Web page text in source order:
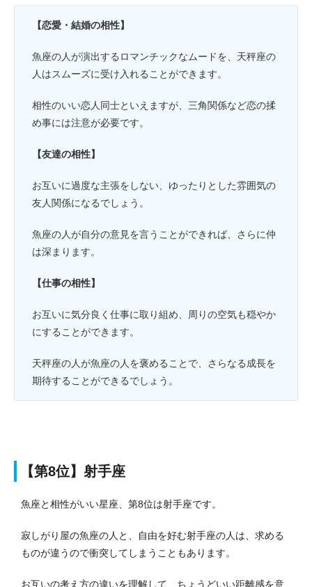
【恋愛・結婚の相性】
魚座の人が演出するロマンチックなムードを、天秤座の
人はスムーズに受け入れることができます。
相性のいい恋人同士といえますが、三角関係など恋の揉
め事には注意が必要です。
【友達の相性】
お互いに過度な主張をしない、ゆったりとした雰囲気の
友人関係になるでしょう。
魚座の人が自分の意見を言うことができれば、さらに仲
は深まります。
【仕事の相性】
お互いに気分良く仕事に取り組め、周りの空気も穏やか
にすることができます。
天秤座の人が魚座の人を褒めることで、さらなる成長を
期待することができるでしょう。
【第8位】射手座
魚座と相性がいい星座、第8位は射手座です。
寂しがり屋の魚座の人と、自由を好む射手座の人は、求める
ものが違うので衝突してしまうこともあります。
お互いの考え方の違いを理解して、ちょうどいい距離感を意